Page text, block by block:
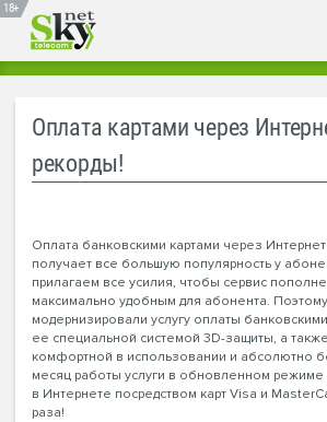
18+
Оплата картами через
рекорды!
Оплата банковскими картами через
получает все большую популярность у
прилагаем все усилия, чтобы сервис
максимально удобным для абонента.
модернизировали услугу оплаты
ее специальной системой 3D-защиты, а
комфортной в использовании и абсолютно
месяц работы услуги в обновленном
в Интернете посредством карт Visa и
раза!